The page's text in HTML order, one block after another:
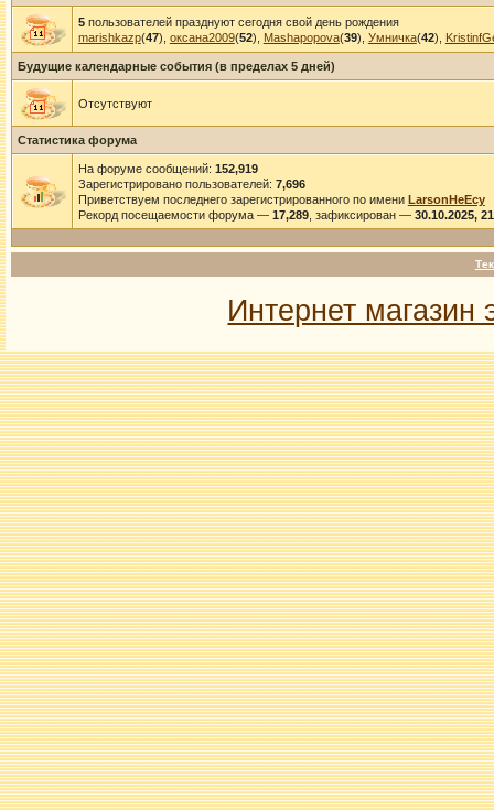
5пользователей празднуют сегодня свой день рождения
marishkazp(47), оксана2009(52), Mashapopova(39), Умничка(42),
Будущие календарные события (в пределах 5 дней)
Отсутствуют
Статистика форума
На форуме сообщений: 152,919
Зарегистрировано пользователей: 7,696
Приветствуем последнего зарегистрированного по имени LarsonHeEcy
Рекорд посещаемости форума — 17,289, зафиксирован — 30.10.2025,
Интернет